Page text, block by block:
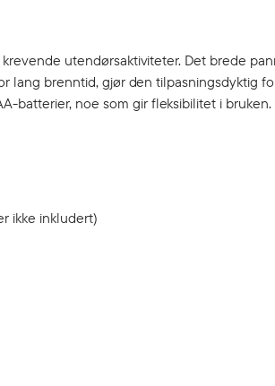
utendørsaktiviteter. Det brede
lang brenntid, gjør den tilpasningsdyktig
batterier, noe som gir fleksibilitet i bruken.
ikke inkludert)